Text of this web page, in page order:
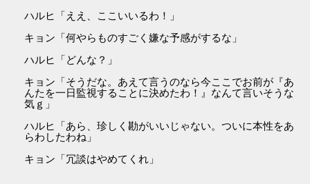
ハルヒ「ええ、ここいいるわ！」
キョン「何やらものすごく嫌な予感がするな」
ハルヒ「どんな？」
キョン「そうだな。あえて言うのなら今ここでお前が『あ
んたを一日監視することに決めたわ！』なんて言いそうな
気ｇ」
ハルヒ「あら、珍しく勘がいいじゃない。ついに本性をあ
らわしたわね」
キョン「冗談はやめてくれ」